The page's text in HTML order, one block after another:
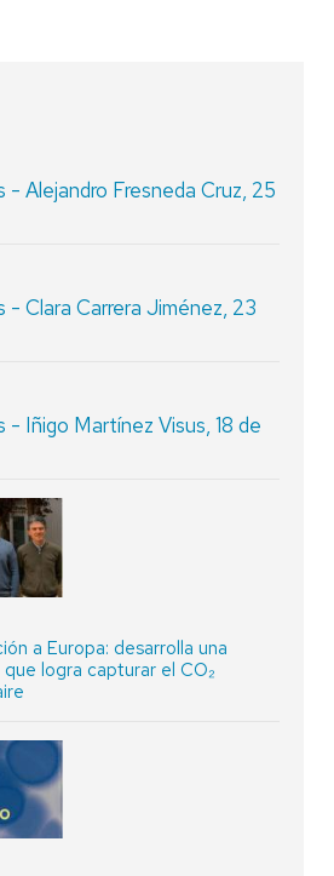
Alejandro Fresneda Cruz, 25
- Clara Carrera Jiménez, 23
Iñigo Martínez Visus, 18 de
a Europa: desarrolla una
logra capturar el CO₂